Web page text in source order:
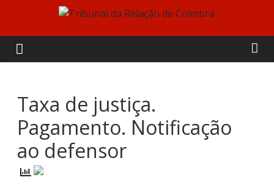
content
Tribunal
da
Relação
de
Coimbra
Taxa de justiça.
Pagamento. Notificação
ao defensor